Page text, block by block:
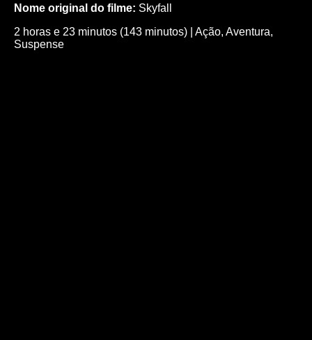
Nome original do filme: Skyfall
2 horas e 23 minutos (143 minutos)
Ação, Aventura,
Suspense